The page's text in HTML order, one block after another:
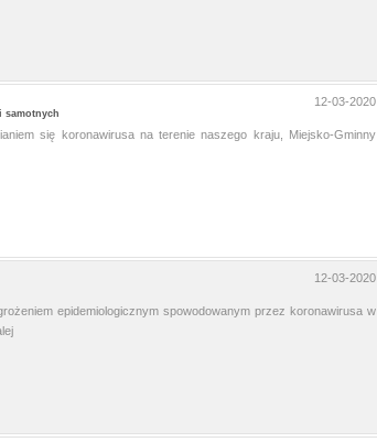
12-03-2020
samotnych
się koronawirusa na terenie naszego kraju, Miejsko-Gminny
12-03-2020
epidemiologicznym spowodowanym przez koronawirusa w